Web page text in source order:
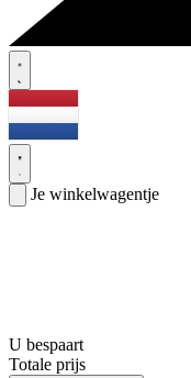
Je winkelwagentje
U bespaart
Totale prijs